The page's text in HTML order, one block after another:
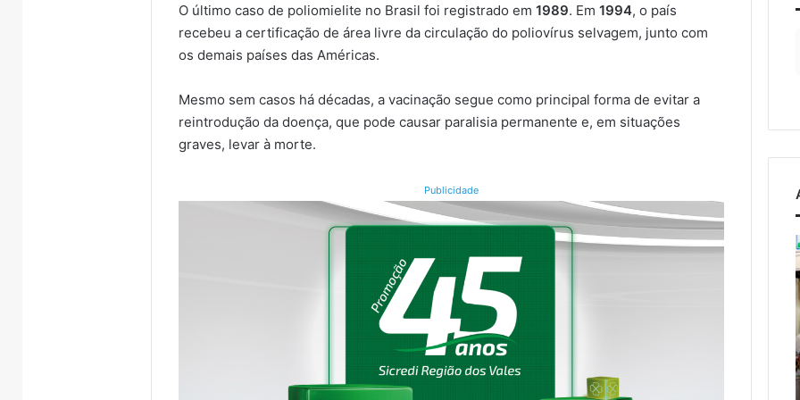
O último caso de poliomielite no Brasil foi registrado em1989. Em1994, o país
recebeu a certificação de área livre da circulação do poliovírus selvagem, junto com
os demais países das Américas.
Mesmo sem casos há décadas, a vacinação segue como principal forma de evitar a
reintrodução da doença, que pode causar paralisia permanente e, em situações
graves, levar à morte.
Publicidade
travessia provisória entre
vereador
quatro
6 de agosto de 2026
Justiça condena ex-
vereador Pegari a mais de
quatro anos de reclusão
por declaração
Campeonato
semana
Bochas começa neste fim